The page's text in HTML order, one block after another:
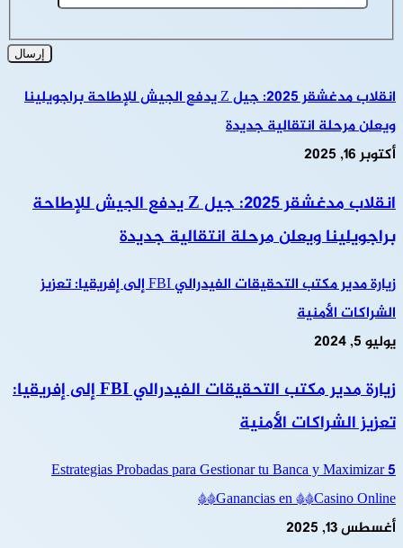
انقلاب مدغشقر 2025: جيل Z يدفع الجيش للإطاحة براجويلينا
ويعلن مرحلة انتقالية جديدة
أكتوبر 16, 2025
انقلاب مدغشقر 2025: جيل Z يدفع الجيش للإطاحة
براجويلينا ويعلن مرحلة انتقالية جديدة
زيارة مدير مكتب التحقيقات الفيدرالي FBI إلى إفريقيا: تعزيز
الشراكات الأمنية
يوليو 5, 2024
زيارة مدير مكتب التحقيقات الفيدرالي FBI إلى إفريقيا:
تعزيز الشراكات الأمنية
5 Estrategias Probadas para Gestionar tu Banca y Maximizar
Ganancias en **Casino Online**
أغسطس 13, 2025